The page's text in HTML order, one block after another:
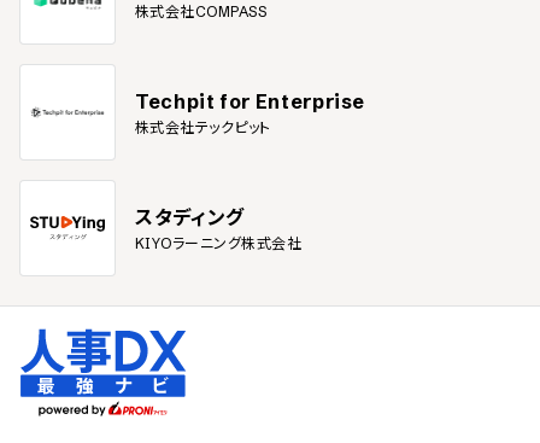
株式会社COMPASS
Techpit for Enterprise
株式会社テックピット
スタディング
KIYOラーニング株式会社